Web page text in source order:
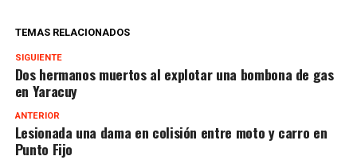
TEMAS RELACIONADOS
SIGUIENTE
Dos hermanos muertos al explotar una bombona de gas
en Yaracuy
ANTERIOR
Lesionada una dama en colisión entre moto y carro en
Punto Fijo